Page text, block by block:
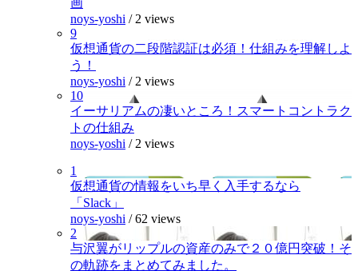
noys-yoshi / 2 views
9
仮想通貨の二段階認証は必須！仕組みを理解しよ
う！
noys-yoshi / 2 views
10
イーサリアムの凄いところ！スマートコントラク
トの仕組み
noys-yoshi / 2 views
1
仮想通貨の情報をいち早く入手するなら
「Slack」
noys-yoshi /62 views
2
与沢翼がリップルの資産のみで２０億円突破！そ
の軌跡をまとめてみました。